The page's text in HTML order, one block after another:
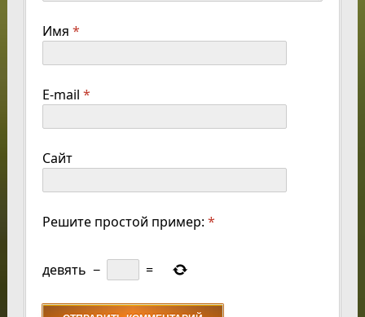
Имя *
E-mail *
Сайт
Решите простой пример: *
девять − =